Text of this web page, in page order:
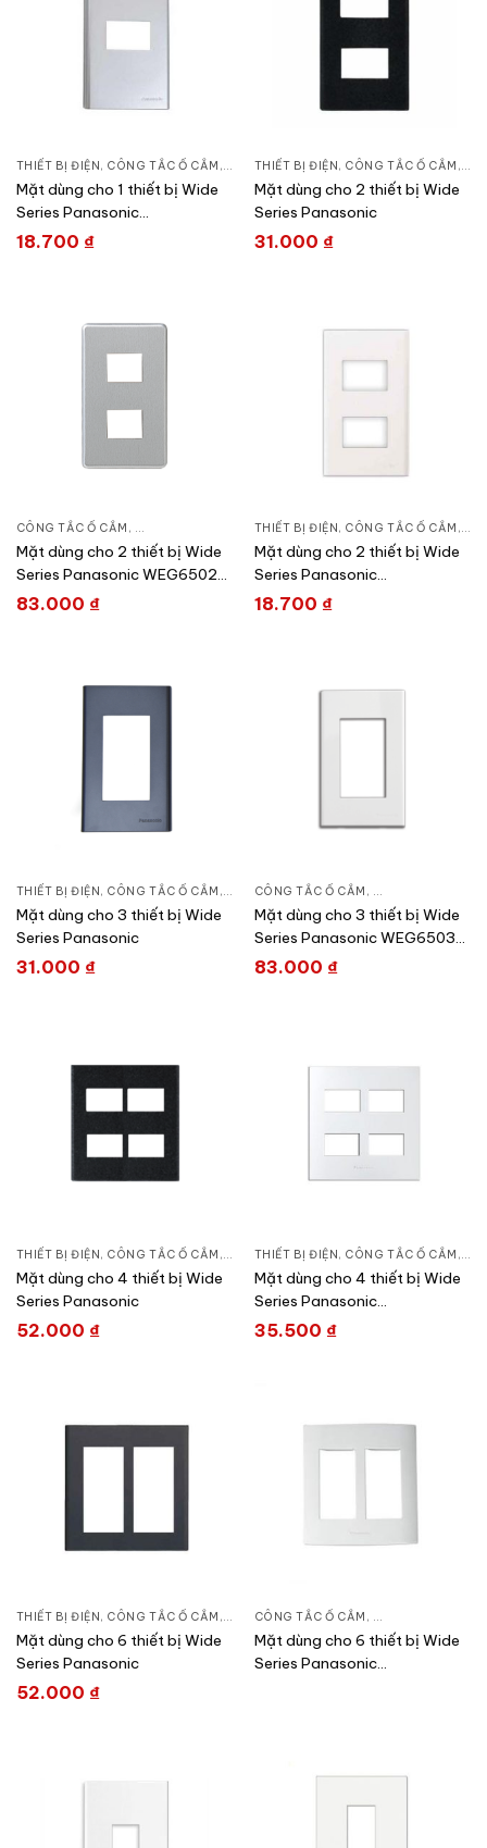
THIẾT BỊ ĐIỆN, CÔNG TẮC Ổ CẮM , DÒNG WIDE SERIES
Mặt dùng cho 1 thiết bị Wide
Series Panasonic
WEV68010SW
18.700 ₫
THIẾT BỊ ĐIỆN, CÔNG TẮC Ổ CẮM ,
Mặt dùng cho 2 thiết bị Wide
Series Panasonic
31.000 ₫
CÔNG TẮC Ổ CẮM , DÒNG WIDE SERIES,THIẾT BỊ ĐIỆN
Mặt dùng cho 2 thiết bị Wide
Series Panasonic WEG6502-
1
83.000 ₫
THIẾT BỊ ĐIỆN , CÔNG TẮC Ổ CẮM ,
Mặt dùng cho 2 thiết bị Wide
Series Panasonic
WEV68020SW
18.700 ₫
THIẾT BỊ ĐIỆN, CÔNG TẮC Ổ CẮM , DÒNG WIDE SERIES
Mặt dùng cho 3 thiết bị Wide
Series Panasonic
31.000 ₫
CÔNG TẮC Ổ CẮM , DÒNG WIDE
Mặt dùng cho 3 thiết bị Wide
Series Panasonic WEG6503-
1
83.000 ₫
THIẾT BỊ ĐIỆN, CÔNG TẮC Ổ CẮM , DÒNG WIDE SERIES
Mặt dùng cho 4 thiết bị Wide
Series Panasonic
52.000 ₫
THIẾT BỊ ĐIỆN, CÔNG TẮC Ổ CẮM ,
Mặt dùng cho 4 thiết bị Wide
Series Panasonic
WEV68040SW
35.500 ₫
THIẾT BỊ ĐIỆN , CÔNG TẮC Ổ CẮM , DÒNG WIDE SERIES
Mặt dùng cho 6 thiết bị Wide
Series Panasonic
52.000 ₫
CÔNG TẮC Ổ CẮM , DÒNG WIDE
Mặt dùng cho 6 thiết bị Wide
Series Panasonic